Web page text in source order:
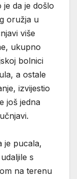
da je došlo
oružja u
više
ukupno
bolnici
a ostale
izvijestio
još jedna
je pucala,
s
na terenu